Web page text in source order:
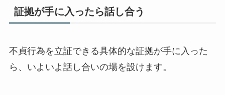
証拠が手に入ったら話し合う
不貞行為を立証できる具体的な証拠が手に入った
ら、いよいよ話し合いの場を設けます。